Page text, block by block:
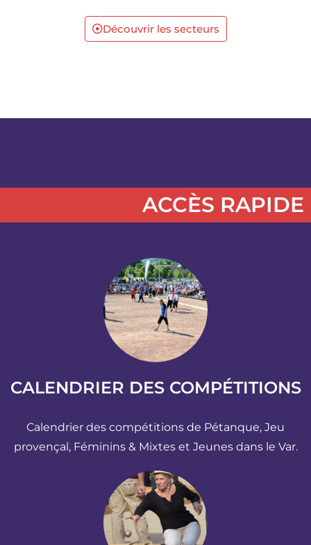
Découvrir les secteurs
ACCÈS RAPIDE
CALENDRIER DES COMPÉTITIONS
Calendrier des compétitions de Pétanque, Jeu
provençal, Féminins & Mixtes et Jeunes dans le Var.